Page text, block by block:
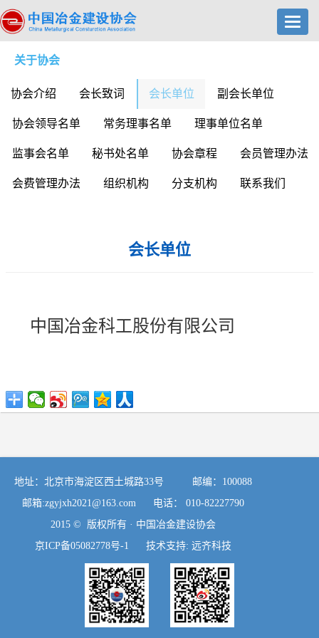
关于协会
协会介绍 会长致词 会长单位 副会长单位
协会领导名单 常务理事名单 理事单位名单
监事会名单 秘书处名单 协会章程 会员管理办法
会费管理办法 组织机构 分支机构 联系我们
会长单位
中国冶金科工股份有限公司
地址：北京市海淀区西土城路33号 邮编：100088
邮箱:zgyjxh2021@163.com 电话： 010-82227790
2015 © 版权所有 · 中国冶金建设协会
京ICP备05082778号-1 技术支持: 远齐科技